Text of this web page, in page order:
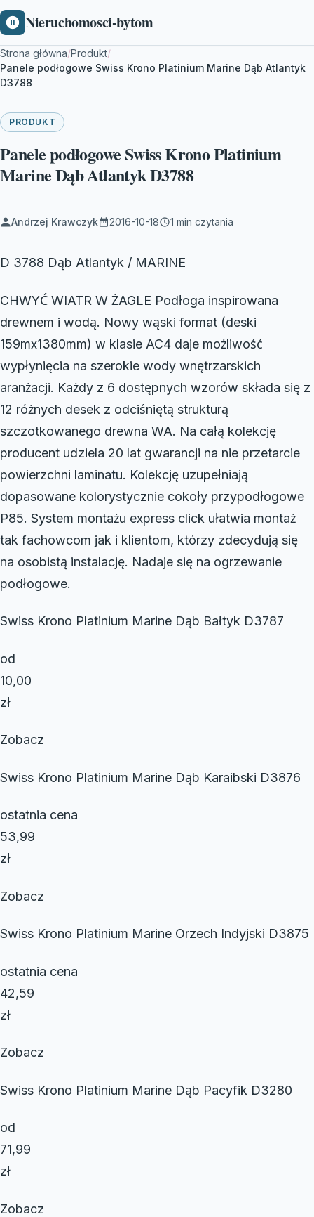
Nieruchomosci-bytom
Strona główna/Produkt/
Panele podłogowe Swiss Krono Platinium Marine Dąb Atlantyk
D3788
PRODUKT
Panele podłogowe Swiss Krono Platinium
Marine Dąb Atlantyk D3788
Andrzej Krawczyk 2016-10-18 1 min czytania
D 3788 Dąb Atlantyk / MARINE
CHWYĆ WIATR W ŻAGLE Podłoga inspirowana
drewnem i wodą. Nowy wąski format (deski
159mx1380mm) w klasie AC4 daje możliwość
wypłynięcia na szerokie wody wnętrzarskich
aranżacji. Każdy z 6 dostępnych wzorów składa się z
12 różnych desek z odciśniętą strukturą
szczotkowanego drewna WA. Na całą kolekcję
producent udziela 20 lat gwarancji na nie przetarcie
powierzchni laminatu. Kolekcję uzupełniają
dopasowane kolorystycznie cokoły przypodłogowe
P85. System montażu express click ułatwia montaż
tak fachowcom jak i klientom, którzy zdecydują się
na osobistą instalację. Nadaje się na ogrzewanie
podłogowe.
Swiss Krono Platinium Marine Dąb Bałtyk D3787
od
10,00
zł
Zobacz
Swiss Krono Platinium Marine Dąb Karaibski D3876
ostatnia cena
53,99
zł
Zobacz
Swiss Krono Platinium Marine Orzech Indyjski D3875
ostatnia cena
42,59
zł
Zobacz
Swiss Krono Platinium Marine Dąb Pacyfik D3280
od
71,99
zł
Zobacz